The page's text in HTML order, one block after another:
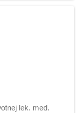
lek. med.